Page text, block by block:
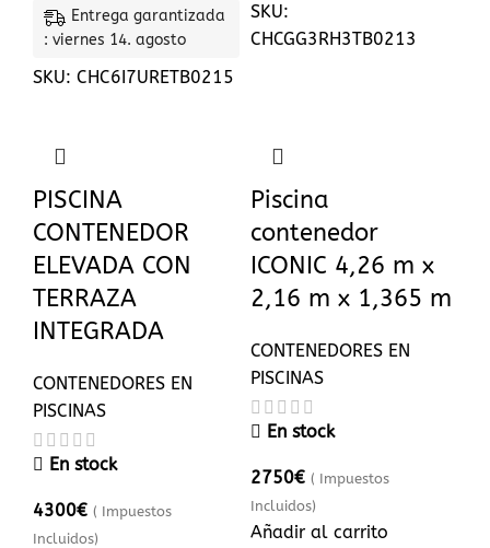
Entrega garantizada
: viernes 14. agosto
SKU: CHC6I7URETB0215
SKU:
CHCGG3RH3TB0213
PISCINA
CONTENEDOR
ELEVADA CON
TERRAZA
INTEGRADA
CONTENEDORES EN
PISCINAS
En stock
4300€ ( Impuestos
Incluidos)
Piscina
contenedor
ICONIC 4,26 m x
2,16 m x 1,365 m
CONTENEDORES EN
PISCINAS
En stock
2750€ ( Impuestos
Incluidos)
Añadir al carrito